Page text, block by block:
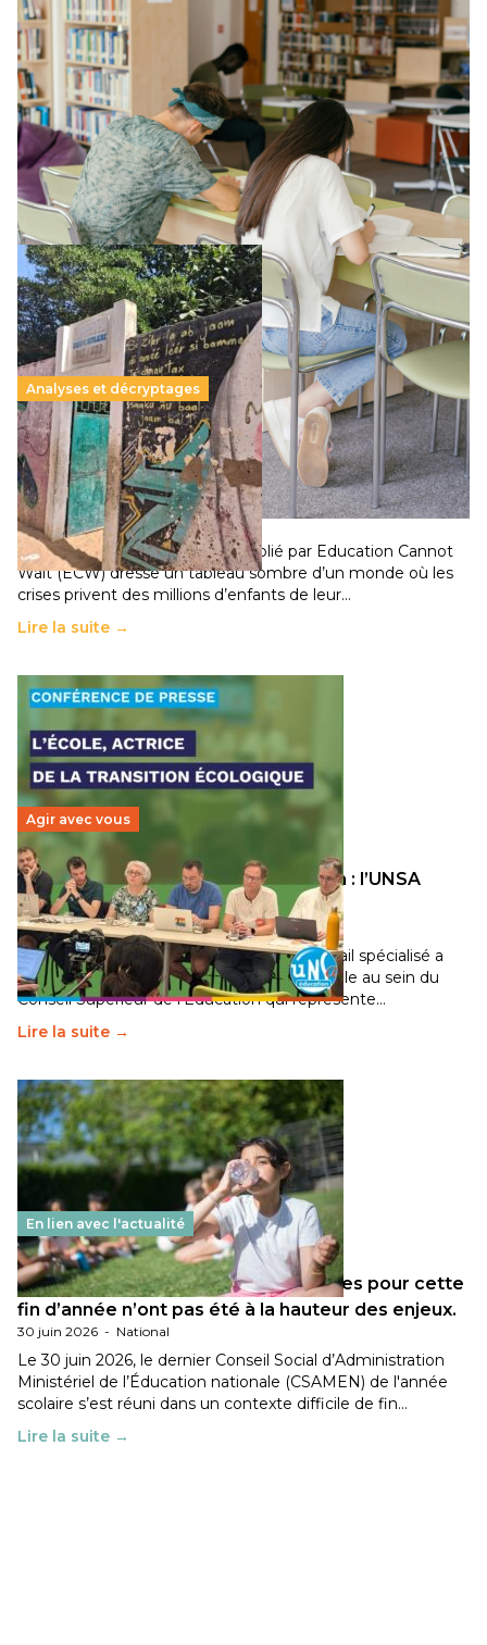
Supérieur privé : une dérive qui met à mal la
promesse républicaine
11 juillet 2026-
Le projet de loi sur la régulation de l’enseignement
supérieur privé met en lumière l’amplification d’un système
qui relègue l’acte pédagogique au superfétatoire, voire à…
Lire la suite →
Analyses et décryptages
258 millions d’enfants victimes de la guerre, des
chocs climatiques et des déplacements de
population
11 juillet 2026- National
Un nouveau rapport mondial publié par Education Cannot
Wait (ECW) dresse un tableau sombre d’un monde où les
crises privent des millions d’enfants de leur…
Lire la suite →
Agir avec vous
Transition écologique de l’éducation : l’UNSA
Éducation fait bouger les lignes
30 juin 2026-National
Pendant plusieurs mois, un groupe de travail spécialisé a
travaillé sur la transition écologique de l’Ecole au sein du
Conseil Supérieur de l’Éducation qui représente…
Lire la suite →
En lien avec l'actualité
Les décisions ministérielles attendues pour cette
fin d’année n’ont pas été à la hauteur des enjeux.
30 juin 2026 - National
Le 30 juin 2026, le dernier Conseil Social d’Administration
Ministériel de l’Éducation nationale (CSAMEN) de l'année
scolaire s’est réuni dans un contexte difficile de fin…
Lire la suite →